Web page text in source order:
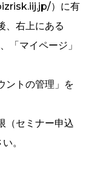
）に有
、右上にある
「マイページ」
ントの管理」を
（セミナー申込
。